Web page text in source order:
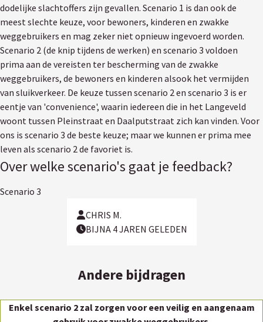
dodelijke slachtoffers zijn gevallen. Scenario 1 is dan ook de
meest slechte keuze, voor bewoners, kinderen en zwakke
weggebruikers en mag zeker niet opnieuw ingevoerd worden.
Scenario 2 (de knip tijdens de werken) en scenario 3 voldoen
prima aan de vereisten ter bescherming van de zwakke
weggebruikers, de bewoners en kinderen alsook het vermijden
van sluikverkeer. De keuze tussen scenario 2 en scenario 3 is er
eentje van 'convenience', waarin iedereen die in het Langeveld
woont tussen Pleinstraat en Daalputstraat zich kan vinden. Voor
ons is scenario 3 de beste keuze; maar we kunnen er prima mee
leven als scenario 2 de favoriet is.
Over welke scenario's gaat je feedback?
Scenario 3
CHRIS M.
BIJNA 4 JAREN GELEDEN
Andere bijdragen
Enkel scenario 2 zal zorgen voor een veilig en aangenaam